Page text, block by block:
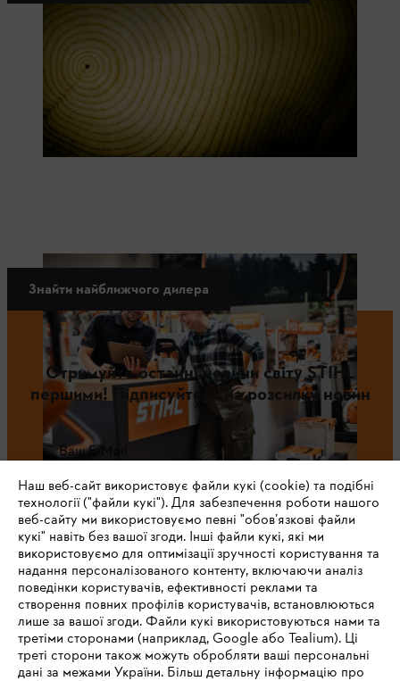
Знайти найближчого дилера
Отримуйте останні новини світу STIHL
першими! Підписуйтесь на розсилку новин
Ваш E-Mail
Зареєструватись зараз
#STIHL
Наш веб-сайт використовує файли кукі (cookie) та подібні
технології ("файли кукі"). Для забезпечення роботи нашого
веб-сайту ми використовуємо певні "обов’язкові файли
кукі" навіть без вашої згоди. Інші файли кукі, які ми
використовуємо для оптимізації зручності користування та
надання персоналізованого контенту, включаючи аналіз
поведінки користувачів, ефективності реклами та
створення повних профілів користувачів, встановлюються
лише за вашої згоди. Файли кукі використовуються нами та
третіми сторонами (наприклад, Google або Tealium). Ці
треті сторони також можуть обробляти ваші персональні
дані за межами України. Більш детальну інформацію про